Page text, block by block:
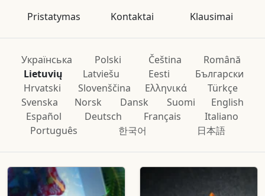
Pristatymas Kontaktai Klausimai
Українська Polski Čeština
Română
Lietuvių
Latviešu Eesti
Български
Hrvatski
Slovenščina Ελληνικά
Türkçe
Svenska
Norsk Dansk Suomi
English
Español
Deutsch Français
Italiano
Português
한국어 日本語